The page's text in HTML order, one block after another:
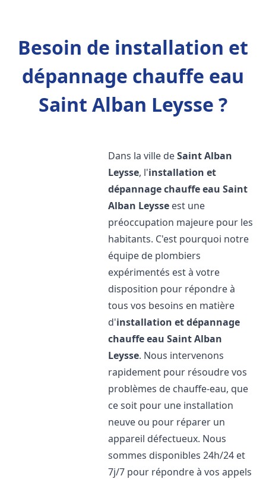
Besoin de installation et
dépannage chauffe eau
Saint Alban Leysse ?
Dans la ville deSaint Alban
Leysse, l'installation et
dépannage chauffe eau Saint
Alban Leysse est une
préoccupation majeure pour les
habitants. C'est pourquoi notre
équipe de plombiers
expérimentés est à votre
disposition pour répondre à
tous vos besoins en matière
d'installation et dépannage
chauffe eau Saint Alban
Leysse. Nous intervenons
rapidement pour résoudre vos
problèmes de chauffe-eau, que
ce soit pour une installation
neuve ou pour réparer un
appareil défectueux. Nous
sommes disponibles 24h/24 et
7j/7 pour répondre à vos appels